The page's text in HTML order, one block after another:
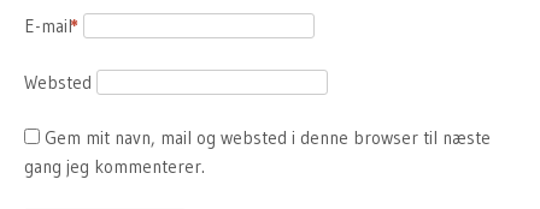
E-mail
*
Websted
Gem mit navn, mail og websted i denne browser til næste
gang jeg kommenterer.